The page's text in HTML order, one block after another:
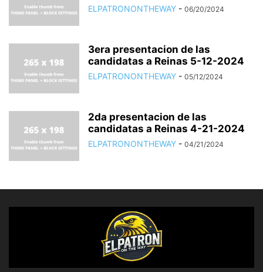
ELPATRONONTHEWAY - 06/20/2024
3era presentacion de las
candidatas a Reinas 5-12-2024
ELPATRONONTHEWAY - 05/12/2024
2da presentacion de las
candidatas a Reinas 4-21-2024
ELPATRONONTHEWAY - 04/21/2024